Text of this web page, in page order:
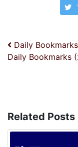
投稿ナ
Daily
Daily Bookmarks
Related Posts